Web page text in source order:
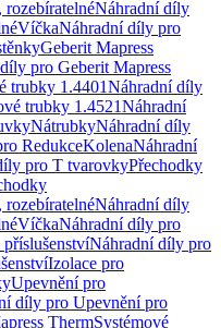
Náhradní díly
VíčkaNáhradní díly pro
Geberit Mapress
pro Geberit Mapress
trubky 1.4401Náhradní díly
trubky 1.4521Náhradní
NátrubkyNáhradní díly
RedukceKolenaNáhradní
pro T tvarovkyPřechodky
Náhradní díly
VíčkaNáhradní díly pro
příslušenstvíNáhradní díly pro
Izolace pro
Upevnění pro
díly pro Upevnění pro
ThermSystémové